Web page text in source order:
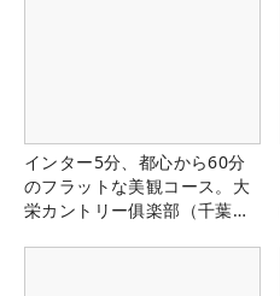
インター5分、都心から60分
のフラットな美観コース。大
栄カントリー俱楽部（千葉